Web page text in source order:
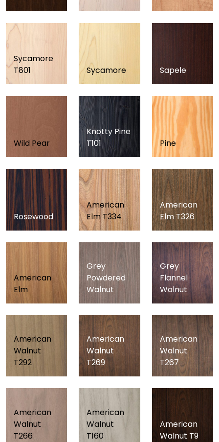
Sycamore
T801
Sycamore Sapele
Wild Pear
Knotty Pine
T101
Pine
Rosewood
American
Elm T334
American
Elm T326
American
Elm
Grey
Powdered
Walnut
Grey
Flannel
Walnut
American
Walnut
T292
American
Walnut
T269
American
Walnut
T267
American
Walnut
T266
American
Walnut
T160
American
Walnut T9